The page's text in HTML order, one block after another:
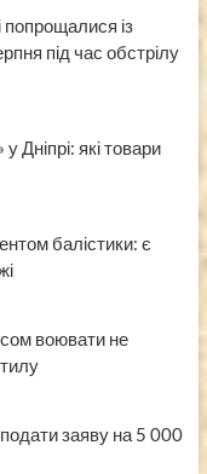
попрощалися із
під час обстрілу
Дніпрі: які товари
балістики: є
воювати не
заяву на 5 000